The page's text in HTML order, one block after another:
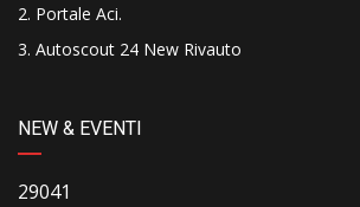
Portale Aci.
Autoscout 24 New Rivauto
NEW & EVENTI
29041